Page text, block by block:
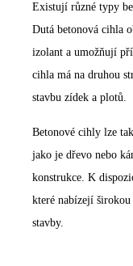
Existují různé typy
Dutá betonová cihla
izolant a umožňují
cihla má na druhou
stavbu zídek a plotů.
Betonové cihly lze
jako je dřevo nebo
konstrukce. K
které nabízejí
stavby.